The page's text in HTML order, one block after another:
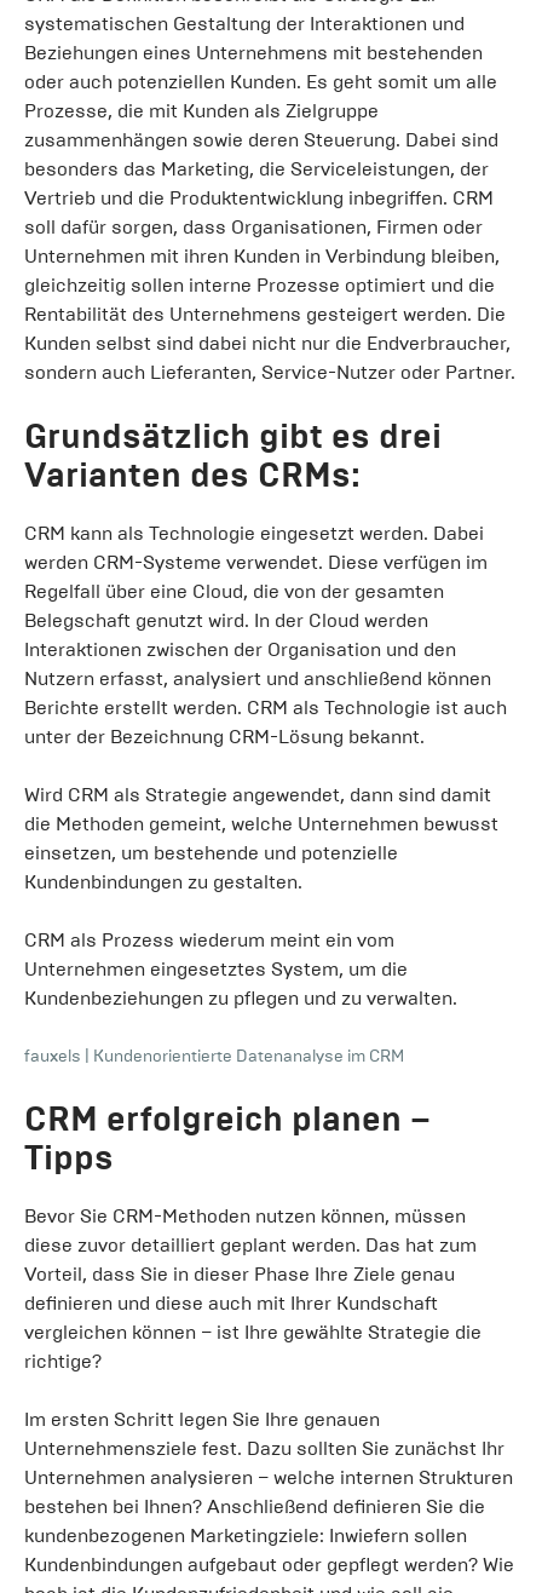
systematischen Gestaltung der Interaktionen und
Beziehungen eines Unternehmens mit bestehenden
oder auch potenziellen Kunden. Es geht somit um alle
Prozesse, die mit Kunden als Zielgruppe
zusammenhängen sowie deren Steuerung. Dabei sind
besonders das Marketing, die Serviceleistungen, der
Vertrieb und die Produktentwicklung inbegriffen. CRM
soll dafür sorgen, dass Organisationen, Firmen oder
Unternehmen mit ihren Kunden in Verbindung bleiben,
gleichzeitig sollen interne Prozesse optimiert und die
Rentabilität des Unternehmens gesteigert werden. Die
Kunden selbst sind dabei nicht nur die Endverbraucher,
sondern auch Lieferanten, Service-Nutzer oder Partner.
Grundsätzlich gibt es drei
Varianten des CRMs:
CRM kann als Technologie eingesetzt werden. Dabei
werden CRM-Systeme verwendet. Diese verfügen im
Regelfall über eine Cloud, die von der gesamten
Belegschaft genutzt wird. In der Cloud werden
Interaktionen zwischen der Organisation und den
Nutzern erfasst, analysiert und anschließend können
Berichte erstellt werden. CRM als Technologie ist auch
unter der Bezeichnung CRM-Lösung bekannt.
Wird CRM als Strategie angewendet, dann sind damit
die Methoden gemeint, welche Unternehmen bewusst
einsetzen, um bestehende und potenzielle
Kundenbindungen zu gestalten.
CRM als Prozess wiederum meint ein vom
Unternehmen eingesetztes System, um die
Kundenbeziehungen zu pflegen und zu verwalten.
fauxels Kundenorientierte Datenanalyse im CRM
CRM erfolgreich planen –
Tipps
Bevor Sie CRM-Methoden nutzen können, müssen
diese zuvor detailliert geplant werden. Das hat zum
Vorteil, dass Sie in dieser Phase Ihre Ziele genau
definieren und diese auch mit Ihrer Kundschaft
vergleichen können – ist Ihre gewählte Strategie die
richtige?
Im ersten Schritt legen Sie Ihre genauen
Unternehmensziele fest. Dazu sollten Sie zunächst Ihr
Unternehmen analysieren – welche internen Strukturen
bestehen bei Ihnen? Anschließend definieren Sie die
kundenbezogenen Marketingziele: Inwiefern sollen
Kundenbindungen aufgebaut oder gepflegt werden? Wie